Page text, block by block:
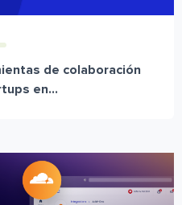
de colaboración
en...